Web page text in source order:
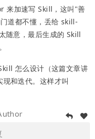
加速写 Skill，这叫"善
道都不懂，丢给 skill-
随意，最后生成的 Skill
怎么设计（这篇文章讲
和迭代。这样才叫